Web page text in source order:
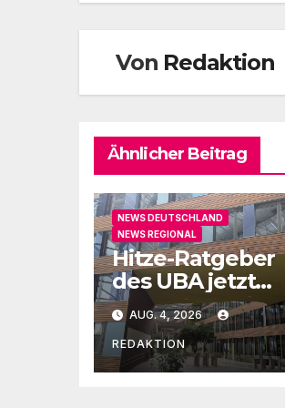
Von Redaktion
Ähnlicher Beitrag
NEWS DEUTSCHLAND
NEWS REGIONAL
Hitze-Ratgeber
des UBA jetzt
auch in Leichter
Sprache
AUG. 4, 2026
REDAKTION